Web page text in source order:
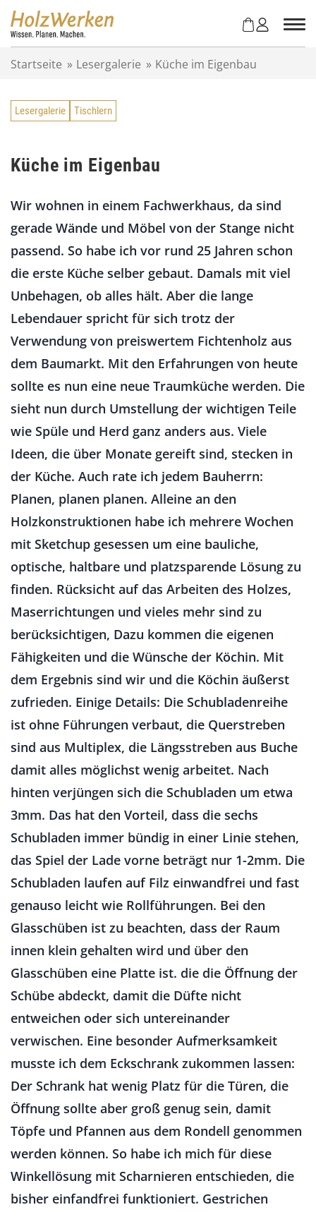
Startseite » Lesergalerie » Küche im Eigenbau
Lesergalerie Tischlern
Küche im Eigenbau
Wir wohnen in einem Fachwerkhaus, da sind
gerade Wände und Möbel von der Stange nicht
passend. So habe ich vor rund 25 Jahren schon
die erste Küche selber gebaut. Damals mit viel
Unbehagen, ob alles hält. Aber die lange
Lebendauer spricht für sich trotz der
Verwendung von preiswertem Fichtenholz aus
dem Baumarkt. Mit den Erfahrungen von heute
sollte es nun eine neue Traumküche werden. Die
sieht nun durch Umstellung der wichtigen Teile
wie Spüle und Herd ganz anders aus. Viele
Ideen, die über Monate gereift sind, stecken in
der Küche. Auch rate ich jedem Bauherrn:
Planen, planen planen. Alleine an den
Holzkonstruktionen habe ich mehrere Wochen
mit Sketchup gesessen um eine bauliche,
optische, haltbare und platzsparende Lösung zu
finden. Rücksicht auf das Arbeiten des Holzes,
Maserrichtungen und vieles mehr sind zu
berücksichtigen, Dazu kommen die eigenen
Fähigkeiten und die Wünsche der Köchin. Mit
dem Ergebnis sind wir und die Köchin äußerst
zufrieden. Einige Details: Die Schubladenreihe
ist ohne Führungen verbaut, die Querstreben
sind aus Multiplex, die Längsstreben aus Buche
damit alles möglichst wenig arbeitet. Nach
hinten verjüngen sich die Schubladen um etwa
3mm. Das hat den Vorteil, dass die sechs
Schubladen immer bündig in einer Linie stehen,
das Spiel der Lade vorne beträgt nur 1-2mm. Die
Schubladen laufen auf Filz einwandfrei und fast
genauso leicht wie Rollführungen. Bei den
Glasschüben ist zu beachten, dass der Raum
innen klein gehalten wird und über den
Glasschüben eine Platte ist. die die Öffnung der
Schübe abdeckt, damit die Düfte nicht
entweichen oder sich untereinander
verwischen. Eine besonder Aufmerksamkeit
musste ich dem Eckschrank zukommen lassen:
Der Schrank hat wenig Platz für die Türen, die
Öffnung sollte aber groß genug sein, damit
Töpfe und Pfannen aus dem Rondell genommen
werden können. So habe ich mich für diese
Winkellösung mit Scharnieren entschieden, die
bisher einfandfrei funktioniert. Gestrichen